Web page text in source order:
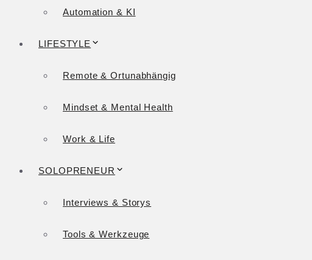
Automation & KI
LIFESTYLE
Remote & Ortunabhängig
Mindset & Mental Health
Work & Life
SOLOPRENEUR
Interviews & Storys
Tools & Werkzeuge